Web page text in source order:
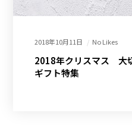
2018年10月11日 No Likes
2018年クリスマス 大
ギフト特集